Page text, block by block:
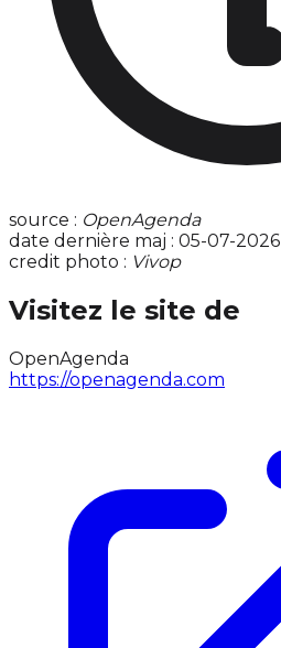
source : OpenAgenda
date dernière maj : 05-07-2026
credit photo : Vivop
Visitez le site de
OpenAgenda
https://openagenda.com